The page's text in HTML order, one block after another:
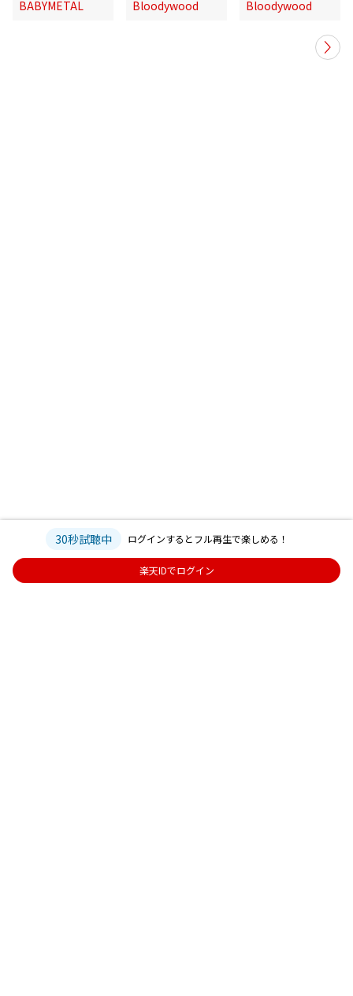
BABYMETAL
Bloodywood
Bloodywood
30秒試聴中 ログインするとフル再生で楽しめる！
楽天IDでログイン